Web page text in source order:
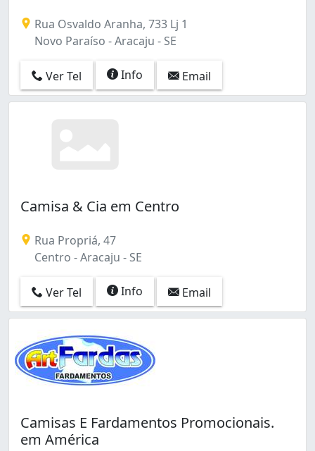
Rua Osvaldo Aranha, 733 Lj 1
Novo Paraíso - Aracaju - SE
Ver Tel Info Email
Camisa & Cia em Centro
Rua Propriá, 47
Centro - Aracaju - SE
Ver Tel Info Email
Camisas E Fardamentos Promocionais.
em América